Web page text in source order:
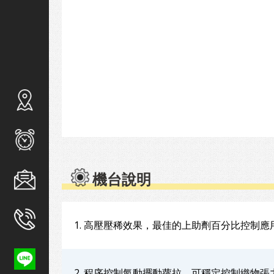
機台說明
1. 高壓壓稀效果，最佳的上助劑百分比控制應